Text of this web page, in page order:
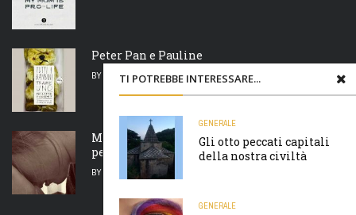
TI POTREBBE INTERESSARE...
GENERALE
Gli otto peccati capitali
della nostra civiltà
GENERALE
Peter Pan e Pauline
BY SILVANA DE MARI 6 FEBBRAIO 2018
Madre natura è un’ arcigna megera e non
perdona nulla
BY SILVANA DE MARI